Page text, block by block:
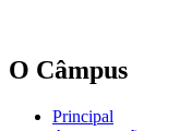
O Câmpus
Principal